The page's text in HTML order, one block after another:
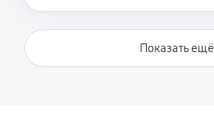
Показать ещё